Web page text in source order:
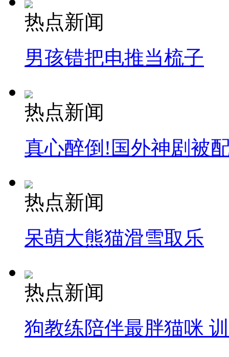
热点新闻
男孩错把电推当梳子
热点新闻
真心醉倒!国外神剧被
热点新闻
呆萌大熊猫滑雪取乐
热点新闻
狗教练陪伴最胖猫咪